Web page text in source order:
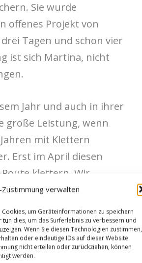
Zustimmung verwalten
um Geräteinformationen zu speichern
dies, um das Surferlebnis zu verbessern und
Wenn Sie diesen Technologien zustimmen,
oder eindeutige IDs auf dieser Website
nicht erteilen oder zurückziehen, können
werden.
Sie wurde
offenes Projekt von
Tagen und schon vier
ist sich Martina, nicht
Jahr und auch in ihrer
große Leistung, wenn
mit Klettern
Erst im April diesen
Route klettern. Wir
noch hinführt.
exhausted from nothing
a nap the whole day
as the expectations are